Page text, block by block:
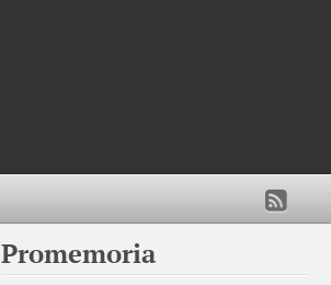
Promemoria